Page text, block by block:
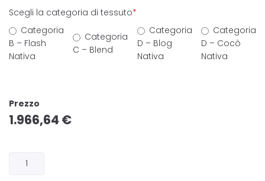
Scegli la categoria di tessuto*
Categoria
B – Flash
Nativa
Categoria
C – Blend
Categoria
D – Blog
Nativa
Categoria
D – Cocò
Nativa
Prezzo
1.966,64 €